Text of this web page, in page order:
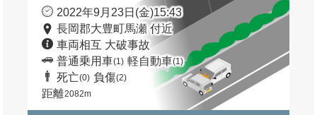
2022年9月23日(金)15:43
長岡郡大豊町馬瀬 付近
車両相互 大破事故
普通乗用車(1) 軽自動車(1)
死亡(0) 負傷(2)
距離2082m